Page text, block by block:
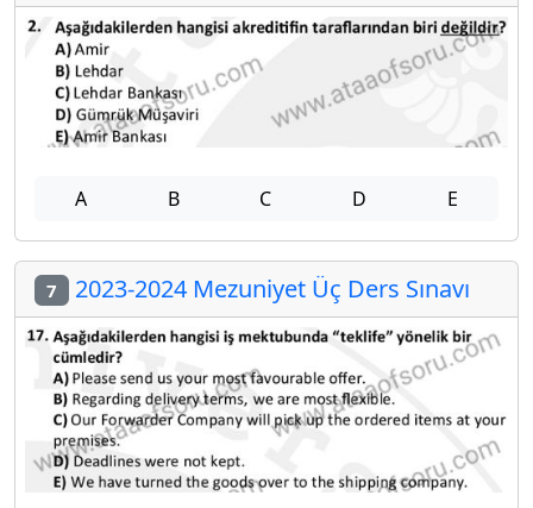
A B C D E
7 2023-2024 Mezuniyet Üç Ders Sınavı